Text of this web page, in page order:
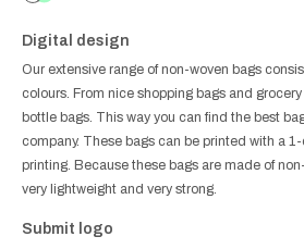
Digital design
Our extensive range of non-woven bags
colours. From nice shopping bags and
bottle bags. This way you can find the best
company. These bags can be printed with a
printing. Because these bags are made of
very lightweight and very strong.
Submit logo